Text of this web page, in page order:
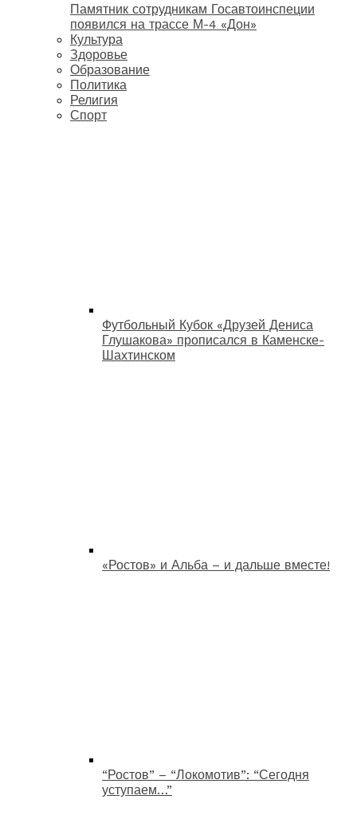
Памятник сотрудникам Госавтоинспеции
появился на трассе М-4 «Дон»
Культура
Здоровье
Образование
Политика
Религия
Спорт
Футбольный Кубок «Друзей Дениса
Глушакова» прописался в Каменске-
Шахтинском
«Ростов» и Альба – и дальше вместе!
“Ростов” – “Локомотив”: “Сегодня
уступаем…”